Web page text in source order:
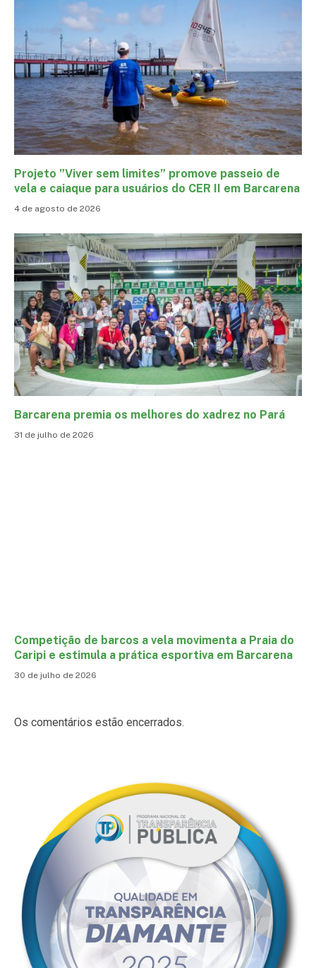
Projeto ”Viver sem limites” promove passeio de
vela e caiaque para usuários do CER II em Barcarena
4 de agosto de 2026
Barcarena premia os melhores do xadrez no Pará
31 de julho de 2026
Competição de barcos a vela movimenta a Praia do
Caripi e estimula a prática esportiva em Barcarena
30 de julho de 2026
Os comentários estão encerrados.